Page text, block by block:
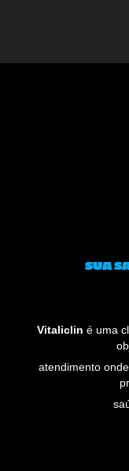
SUA
Vitaliclin é uma
atendimento